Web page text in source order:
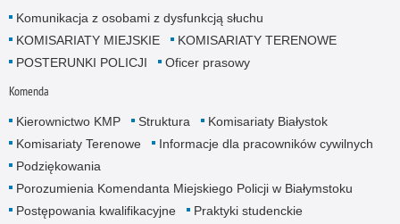
Komunikacja z osobami z dysfunkcją słuchu
KOMISARIATY MIEJSKIE
KOMISARIATY TERENOWE
POSTERUNKI POLICJI
Oficer prasowy
Komenda
Kierownictwo KMP Struktura
Komisariaty Białystok
Komisariaty Terenowe
Informacje dla pracowników cywilnych
Podziękowania
Porozumienia Komendanta Miejskiego Policji w Białymstoku
Postępowania kwalifikacyjne
Praktyki studenckie